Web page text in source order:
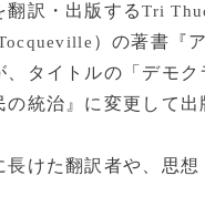
訳・出版するTri
）の著書『
タイトルの「デモ
統治』に変更して出
けた翻訳者や、思